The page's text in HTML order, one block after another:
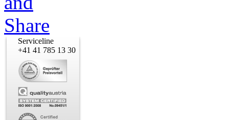
Serviceline
+41 41 785 13 30